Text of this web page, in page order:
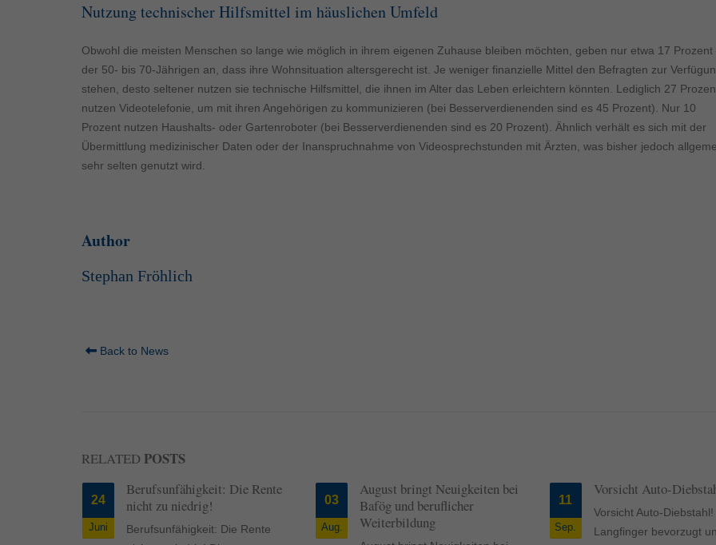
Nutzung technischer Hilfsmittel im häuslichen Umfeld
Obwohl die meisten Menschen so lange wie möglich in ihrem eigenen Zuhause bleiben möchten, geben nur etwa 17 Prozent
der 50- bis 70-Jährigen an, dass ihre Wohnsituation altersgerecht ist. Je weniger finanzielle Mittel den Befragten zur
stehen, desto seltener nutzen sie technische Hilfsmittel, die ihnen im Alter das Leben erleichtern könnten. Lediglich 27
nutzen Videotelefonie, um mit ihren Angehörigen zu kommunizieren (bei Besserverdienenden sind es 45 Prozent). Nur 10
Prozent nutzen Haushalts- oder Gartenroboter (bei Besserverdienenden sind es 20 Prozent). Ähnlich verhält es sich mit der
Übermittlung medizinischer Daten oder der Inanspruchnahme von Videosprechstunden mit Ärzten, was bisher jedoch
sehr selten genutzt wird.
Author
Stephan Fröhlich
Back to News
RELATED POSTS
24
Juni
Berufsunfähigkeit: Die Rente
nicht zu niedrig!
Berufsunfähigkeit: Die Rente
03
Aug.
August bringt Neuigkeiten bei
Bafög und beruflicher
Weiterbildung
11
Sep.
Vorsicht Auto-
Vorsicht Auto-
Langfinger bevorzugt
Datenschutzeinstellungen
Essenziell (1)
Essenzielle Cookies ermöglichen grundlegende Funktionen und sind für die einwandfreie Funktion der
Cookie-Informationen anzeigen